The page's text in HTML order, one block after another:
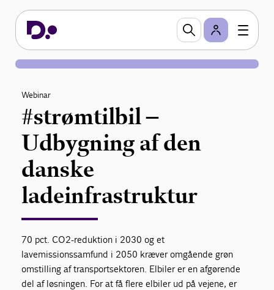
Webinar
#strømtilbil –
Udbygning af den
danske
ladeinfrastruktur
70 pct. CO2-reduktion i 2030 og et
lavemissionssamfund i 2050 kræver omgående grøn
omstilling af transportsektoren. Elbiler er en afgørende
del af løsningen. For at få flere elbiler ud på vejene, er